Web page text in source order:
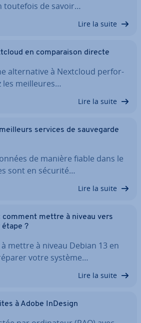
toutefois de savoir…
Lire la suite
en com­pa­rai­son directe
al­ter­na­tive à Nextcloud per­for­
les meil­leures…
Lire la suite
services de sau­ve­garde
de manière fiable dans le
sont en sécurité…
Lire la suite
comment mettre à niveau vers
étape ?
mettre à niveau Debian 13 en
votre système…
Lire la suite
à Adobe InDesign